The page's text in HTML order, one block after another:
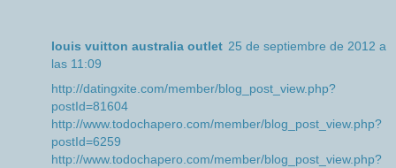
louis vuitton australia outlet 25 de septiembre de 2012 a
las 11:09
http://datingxite.com/member/blog_post_view.php?
postId=81604
http://www.todochapero.com/member/blog_post_view.php?
postId=6259
http://www.todochapero.com/member/blog_post_view.php?